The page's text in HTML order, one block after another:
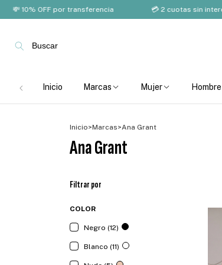
OFF por transferencia 💳 2 cuotas sin interés
Buscar
Inicio Marcas Mujer Hombre
Inicio>Marcas>Ana Grant
Ana Grant
Filtrar por
COLOR
Negro (12)
Blanco (11)